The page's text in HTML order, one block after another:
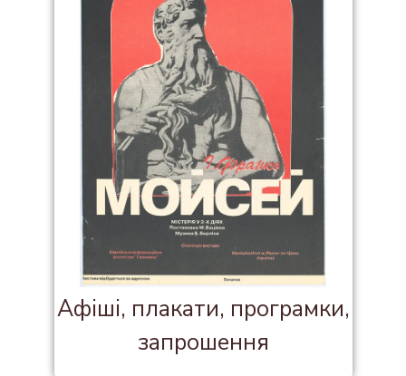
Афіші, плакати, програмки,
запрошення